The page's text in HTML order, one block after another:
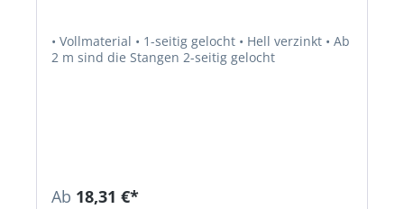
• Vollmaterial • 1-seitig gelocht • Hell verzinkt • Ab
2 m sind die Stangen 2-seitig gelocht
Ab 18,31 €*